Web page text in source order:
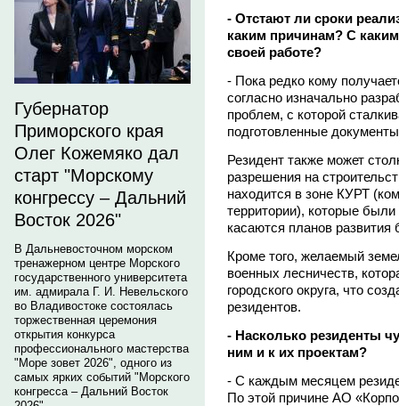
Губернатор
Приморского края
Олег Кожемяко дал
старт "Морскому
конгрессу – Дальний
Восток 2026"
В Дальневосточном морском
тренажерном центре Морского
государственного университета
им. адмирала Г. И. Невельского
во Владивостоке состоялась
торжественная церемония
открытия конкурса
профессионального мастерства
"Море зовет 2026", одного из
самых ярких событий "Морского
конгресса – Дальний Восток
- Отстают ли сроки
каким причинам? С
своей работе?
- Пока редко кому
согласно изначально
проблем, с которой
подготовленные
Резидент также может
разрешения на
находится в зоне КУРТ
территории), которые
касаются планов
Кроме того, желаемый
военных лесничеств,
городского округа, что
резидентов.
- Насколько резиденты
ним и к их проектам?
- С каждым месяцем
По этой причине АО